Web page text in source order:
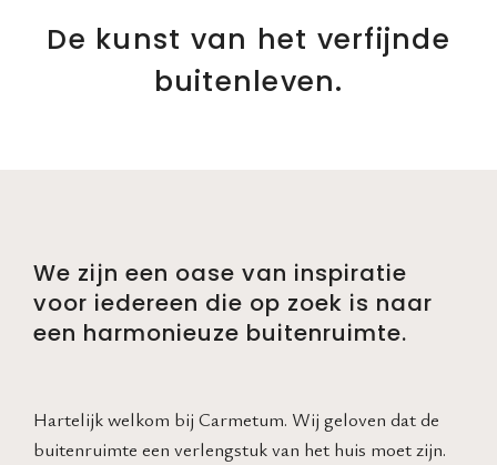
De kunst van het verfijnde
buitenleven.
Hartelijk welkom bij Carmetum. Wij geloven dat de
buitenruimte een verlengstuk van het huis moet zijn.
We zijn een oase van inspiratie
voor iedereen die op zoek is naar
een harmonieuze buitenruimte.